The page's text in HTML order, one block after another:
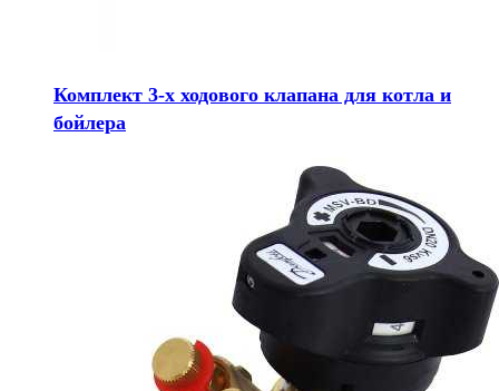
Комплект 3-х ходового клапана для котла и
бойлера